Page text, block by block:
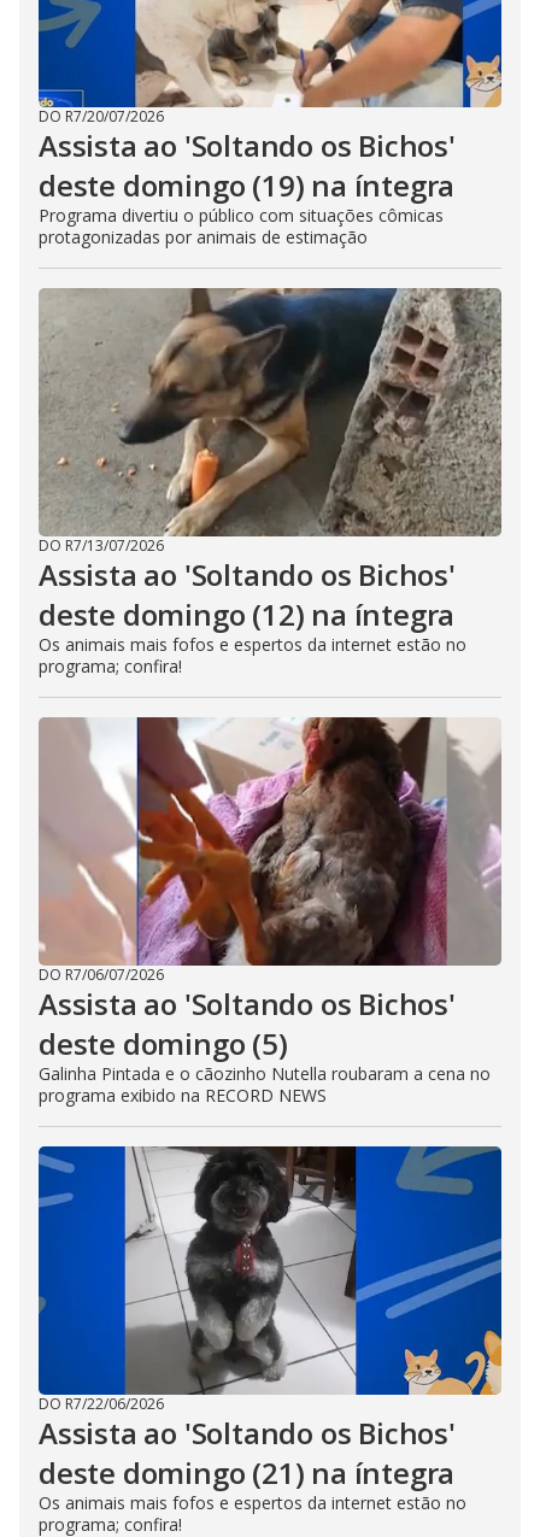
DO R7/20/07/2026
Assista ao 'Soltando os Bichos'
deste domingo (19) na íntegra
Programa divertiu o público com situações cômicas
protagonizadas por animais de estimação
DO R7/13/07/2026
Assista ao 'Soltando os Bichos'
deste domingo (12) na íntegra
Os animais mais fofos e espertos da internet estão no
programa; confira!
DO R7/06/07/2026
Assista ao 'Soltando os Bichos'
deste domingo (5)
Galinha Pintada e o cãozinho Nutella roubaram a cena no
programa exibido na RECORD NEWS
DO R7/22/06/2026
Assista ao 'Soltando os Bichos'
deste domingo (21) na íntegra
Os animais mais fofos e espertos da internet estão no
programa; confira!